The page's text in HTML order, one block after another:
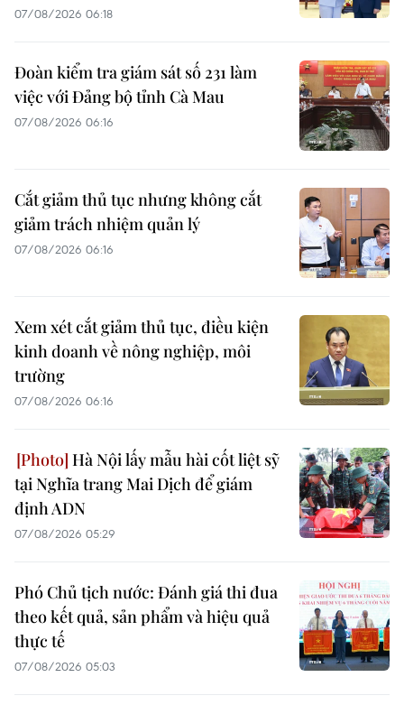
07/08/2026 06:18
Đoàn kiểm tra giám sát số 231 làm
việc với Đảng bộ tỉnh Cà Mau
07/08/2026 06:16
Cắt giảm thủ tục nhưng không cắt
giảm trách nhiệm quản lý
07/08/2026 06:16
Xem xét cắt giảm thủ tục, điều kiện
kinh doanh về nông nghiệp, môi
trường
07/08/2026 06:16
Hà Nội lấy mẫu hài cốt liệt sỹ
tại Nghĩa trang Mai Dịch để giám
định ADN
07/08/2026 05:29
Phó Chủ tịch nước: Đánh giá thi đua
theo kết quả, sản phẩm và hiệu quả
thực tế
07/08/2026 05:03